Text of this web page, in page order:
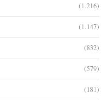
(1.216)
(1.147)
(832)
(579)
(181)